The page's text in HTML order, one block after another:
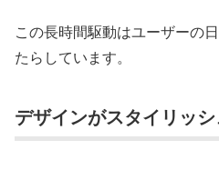
この長時間駆動はユーザーの
たらしています。
デザインがスタイリッ